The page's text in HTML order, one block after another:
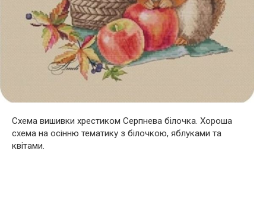
Схема вишивки хрестиком Серпнева білочка. Хороша
схема на осінню тематику з білочкою, яблуками та
квітами.